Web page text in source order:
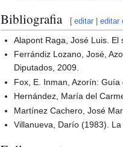
Bibliografia [ editar |editar
Alapont Raga, José Luis. El
Ferrándiz Lozano, José,
Diputados, 2009.
Fox, E. Inman, Azorín:
Hernández, María del
Martínez Cachero, José
Villanueva, Darío (1983).